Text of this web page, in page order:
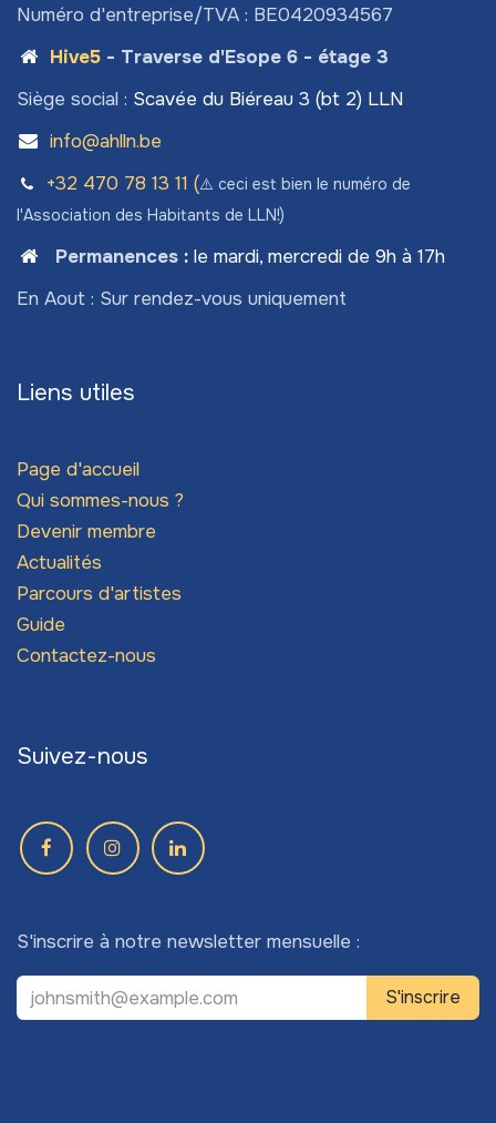
Numéro d'entreprise/TVA : BE0420934567
Hive5- Traverse d'Esope 6 - étage 3
Siège social : Scavée du Biéreau 3 (bt 2) LLN
info@ahlln.be
+32 470 78​ 13 11 (⚠️ ceci est bien le numéro de
l'Association des Habitants de LLN!)
Permanences: le mardi, mercredi de 9h à 17h
En Aout : Sur rendez-vous uniquement
Liens utiles
Page d'accueil
Qui sommes-nous ?
Devenir membre
Actualités
Parcours d'artistes
Guide
Contactez-nous
Suivez-nous
S'inscrire à notre newsletter mensuelle :
S'inscrire